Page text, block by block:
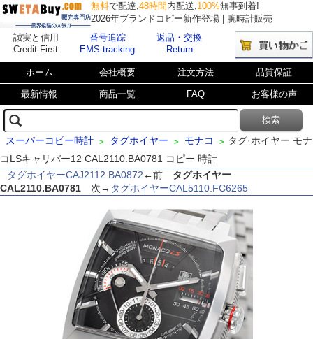
無料で配達,48時間 内配送,100%無事到着!
2026年ブランドコピー新作登場 | 腕時計販売
誠実と信用
Credit First
番号追踪
EMS tracking
返品・交換
Return
ホーム 会社概要 注文方法 品質保証
最新情報 商品一覧 FAQ お客様の声
スーパーコピー時計 > タグホイヤー > モナコ > タグ·ホイヤー モナ
コLSキャリバー12 CAL2110.BA0781 コピー 時計
タグホイヤーCAJ2112.BA0872 ←前
タグホイヤー
CAL2110.BA0781
次→ タグホイヤーCAL5110.FC6265